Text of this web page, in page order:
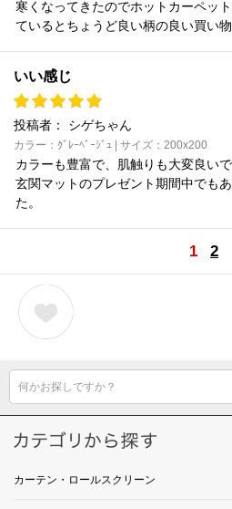
寒くなってきたのでホットカーペッ
ているとちょうど良い柄の良い買い
いい感じ
投稿者： シゲちゃん
カラー：ｸﾞﾚｰﾍﾞｰｼﾞｭ | サイズ：200x200
カラーも豊富で、肌触りも大変良いで
玄関マットのプレゼント期間中でも
た。
1 2
何かお探しですか？
カーテン・ロールスクリーン